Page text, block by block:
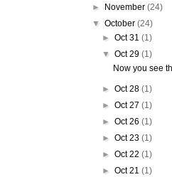
►
November (24)
▼ October (24)
►Oct 31(1)
▼Oct 29(1)
Now you see
►Oct 28(1)
►Oct 27(1)
►Oct 26(1)
►Oct 23(1)
►Oct 22(1)
►Oct 21(1)